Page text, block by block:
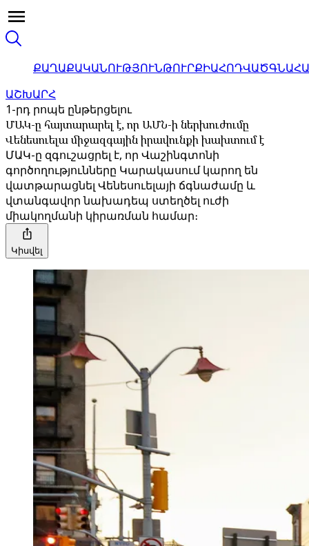
ՔԱՂԱՔԱԿԱՆՈՒԹՅՈՒՆԹՈՒՐՔԻԱՀՈԴՎԱԾ
ԱՇԽԱՐՀ
1-րդ րոպե ընթերցելու
ՄԱԿ-ը հայտարարել է, որ ԱՄՆ-ի ներխուժումը
Վենեսուելա միջազգային իրավունքի խախտում է
ՄԱԿ-ը զգուշացրել է, որ Վաշինգտոնի
գործողությունները Կարակասում կարող են
վատթարացնել Վենեսուելայի ճգնաժամը և
վտանգավոր նախադեպ ստեղծել ուժի
միակողմանի կիրառման համար։
Կիսվել